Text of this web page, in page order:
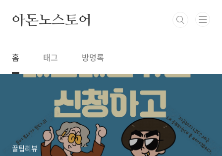
아돈노스토어
홈 태그 방명록
꿀팁리뷰